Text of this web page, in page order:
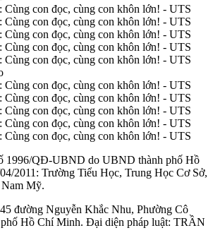
1996/QĐ-UBND do UBND thành phố Hồ
2011: Trường Tiểu Học, Trung Học Cơ Sở,
Mỹ.
đường Nguyễn Khắc Nhu, Phường Cô
Hồ Chí Minh. Đại diện pháp luật: TRẦN